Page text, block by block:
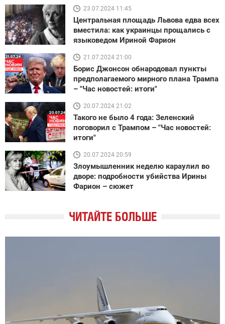
23.07.2024 11:45
Центральная площадь Львова едва всех
вместила: как украинцы прощались с
языковедом Ириной Фарион
21.07.2024 21:00
Борис Джонсон обнародовал пункты
предполагаемого мирного плана Трампа
– "Час новостей: итоги"
20.07.2024 21:02
Такого не было 4 года: Зеленский
поговорил с Трампом – "Час новостей:
итоги"
20.07.2024 20:59
Злоумышленник неделю караулил во
дворе: подробности убийства Ирины
Фарион – сюжет
ЧИТАЙТЕ БОЛЬШЕ